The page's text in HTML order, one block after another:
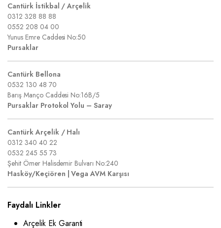
Cantürk İstikbal / Arçelik
0312 328 88 88
0552 208 04 00
Yunus Emre Caddesi No:50
Pursaklar
Cantürk Bellona
0532 130 48 70
Barış Manço Caddesi No:16B/5
Pursaklar Protokol Yolu – Saray
Cantürk Arçelik / Halı
0312 340 40 22
0532 245 55 73
Şehit Ömer Halisdemir Bulvarı No:240
Hasköy/Keçiören | Vega AVM Karşısı
Faydalı Linkler
Arçelik Ek Garanti